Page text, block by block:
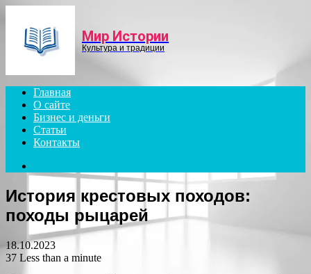
Мир Истории
Культура и традиции
Главная
О сайте
Бизнес и деньги
Статьи
Контакты
for
История крестовых походов:
походы рыцарей
18.10.2023
37 Less than a minute